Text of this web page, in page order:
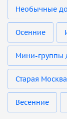
Необычные
Осенние
Мини-группы
Старая Москва
Весенние